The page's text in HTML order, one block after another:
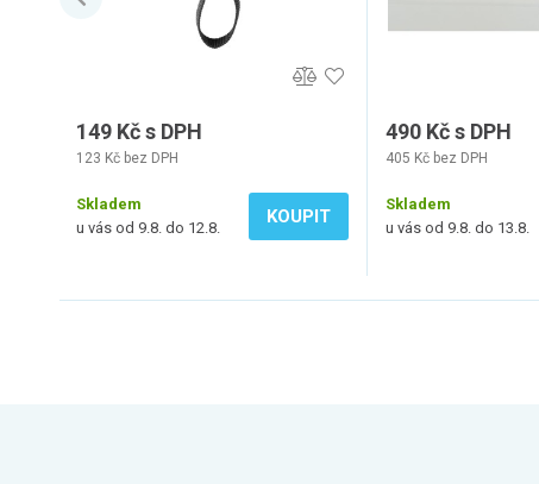
149 Kč s DPH
123 Kč bez DPH
Skladem
u vás od 9.8. do 12.8.
KOUPIT
490 Kč s DPH
405 Kč bez DPH
Skladem
u vás od 9.8. do 13.8.